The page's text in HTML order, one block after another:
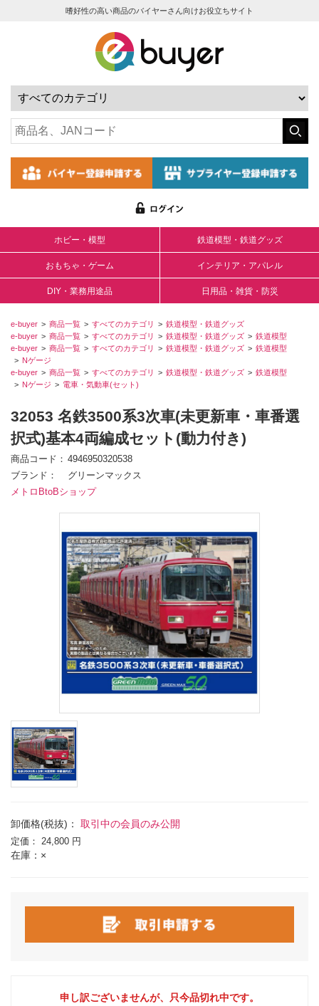
嗜好性の高い商品のバイヤーさん向けお役立ちサイト
ホビー・模型 鉄道模型・鉄道グッズ
おもちゃ・ゲーム インテリア・アパレル
DIY・業務用途品 日用品・雑貨・防災
e-buyer 商品一覧 すべてのカテゴリ
鉄道模型・鉄道グッズ
e-buyer
商品一覧 すべてのカテゴリ 鉄道模型・鉄道グッズ
鉄道模型
e-buyer
商品一覧 すべてのカテゴリ 鉄道模型・鉄道グッズ
鉄道模型
Nゲージ
e-buyer
商品一覧 すべてのカテゴリ 鉄道模型・鉄道グッズ
鉄道模型
Nゲージ
電車・気動車(セット)
32053 名鉄3500系3次車(未更新車・車番選
択式)基本4両編成セット(動力付き)
商品コード
4946950320538
ブランド
グリーンマックス
メトロBtoBショップ
卸価格(税抜)： 取引中の会員のみ公開
定価： 24,800 円
在庫：×
申し訳ございませんが、只今品切れ中です。